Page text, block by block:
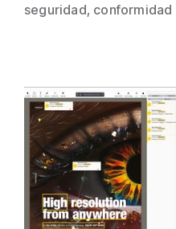
seguridad,